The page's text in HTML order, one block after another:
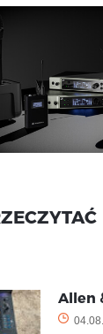
Allen